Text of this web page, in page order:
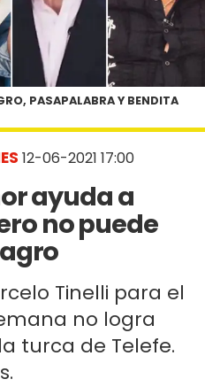
12-06-2021 17:00
ayuda a
no puede
Tinelli para el
no logra
turca de Telefe.
PASAPALABRA Y BENDITA